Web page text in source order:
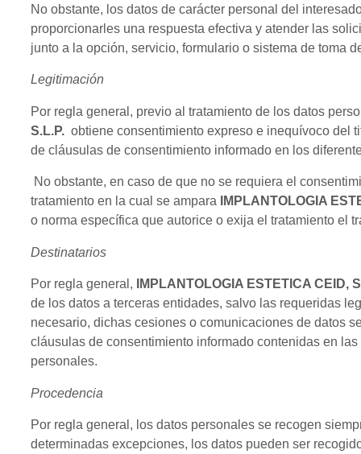
No obstante, los datos de carácter personal del
proporcionarles una respuesta efectiva y atender las
junto a la opción, servicio, formulario o sistema de toma
Legitimación
Por regla general, previo al tratamiento de los datos
S.L.P. obtiene consentimiento expreso e inequívoco del
de cláusulas de consentimiento informado en los
No obstante, en caso de que no se requiera el
tratamiento en la cual se ampara
IMPLANTOLOGIA
o norma específica que autorice o exija el tratamiento el
Destinatarios
Por regla general,
IMPLANTOLOGIA ESTETICA CEID,
de los datos a terceras entidades, salvo las requeridas
necesario, dichas cesiones o comunicaciones de datos
cláusulas de consentimiento informado contenidas en
personales.
Procedencia
Por regla general, los datos personales se recogen
determinadas excepciones, los datos pueden ser